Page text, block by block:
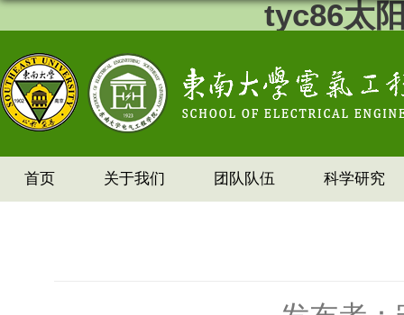
tyc86太
首页 关于我们 团队队伍 科学研究